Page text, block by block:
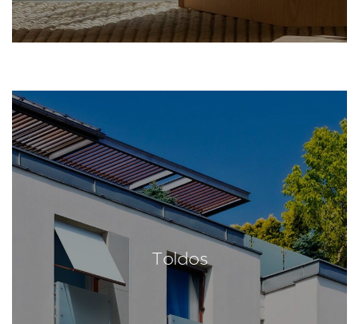
Toldos